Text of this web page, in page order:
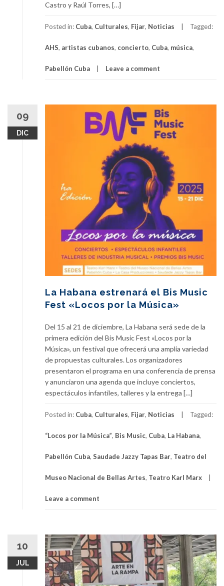
Castro y Raúl Torres, […]
Posted in: Cuba, Culturales, Fijar, Noticias Tagged:
AHS, artistas cubanos, concierto, Cuba, música,
Pabellón Cuba Leave a comment
09
DIC
La Habana estrenará el Bis Music
Fest «Locos por la Música»
Del 15 al 21 de diciembre, La Habana será sede de la
primera edición del Bis Music Fest «Locos por la
Música», un festival que ofrecerá una amplia variedad
de propuestas culturales. Los organizadores
presentaron el programa en una conferencia de prensa
y anunciaron una agenda que incluye conciertos,
espectáculos infantiles, talleres y la entrega […]
Posted in: Cuba, Culturales, Fijar, Noticias Tagged:
“Locos por la Música”, Bis Music, Cuba, La Habana,
Pabellón Cuba, Saudade Jazzy Tapas Bar, Teatro del
Museo Nacional de Bellas Artes, Teatro Karl Marx
Leave a comment
10
JUL